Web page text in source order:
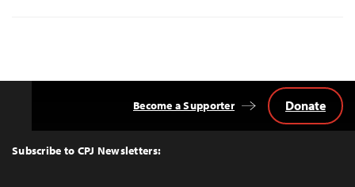
Top
Subscribe to CPJ Newsletters:
Become a Supporter Donate